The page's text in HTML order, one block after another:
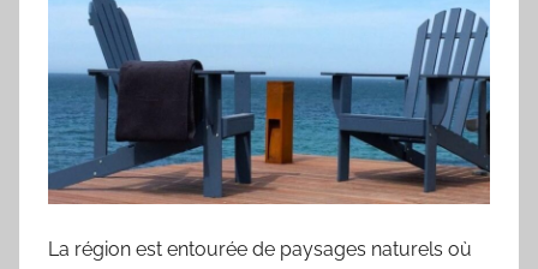
La région est entourée de paysages naturels où